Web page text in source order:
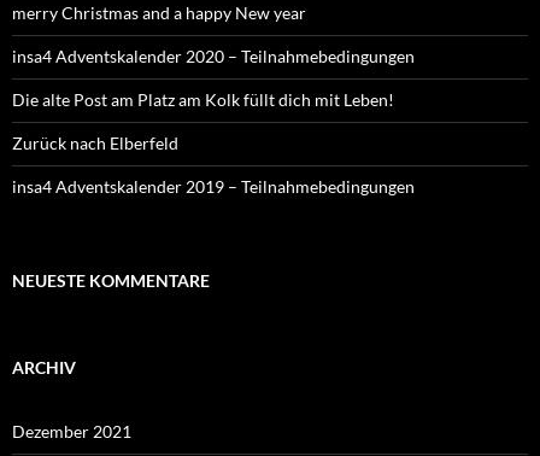
merry Christmas and a happy New year
insa4 Adventskalender 2020 – Teilnahmebedingungen
Die alte Post am Platz am Kolk füllt dich mit Leben!
Zurück nach Elberfeld
insa4 Adventskalender 2019 – Teilnahmebedingungen
NEUESTE KOMMENTARE
ARCHIV
Dezember 2021